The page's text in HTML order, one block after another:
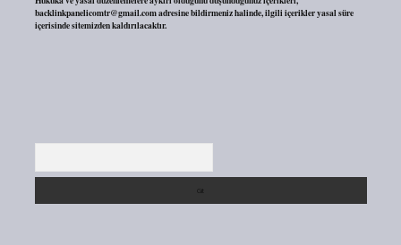
backlinkpanelicomtr@gmail.comadresine bildirmeniz halinde, ilgili içerikler yasal süre
içerisinde sitemizden kaldırılacaktır.